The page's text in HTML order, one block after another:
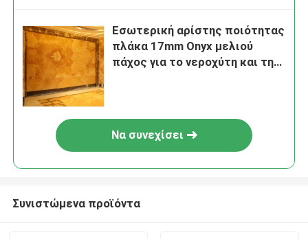
Εσωτερική αρίστης ποιότητας
πλάκα 17mm Onyx μελιού
πάχος για το νεροχύτη και τη
Να συνεχίσει
Συνιστώμενα προϊόντα